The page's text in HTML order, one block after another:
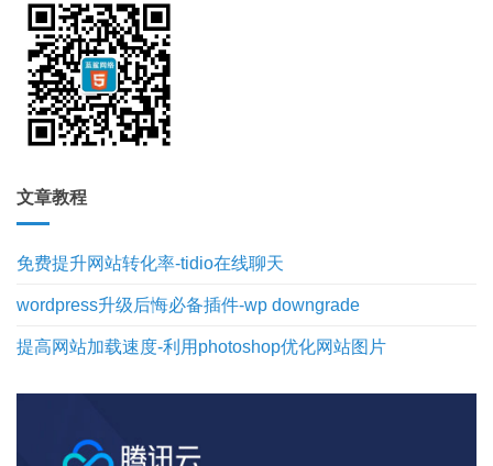
文章教程
免费提升网站转化率-tidio在线聊天
wordpress升级后悔必备插件-wp downgrade
提高网站加载速度-利用photoshop优化网站图片